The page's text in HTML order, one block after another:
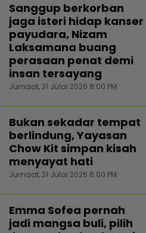
Sanggup berkorban
jaga isteri hidap kanser
payudara, Nizam
Laksamana buang
perasaan penat demi
insan tersayang
Jumaat, 31 Julai 2026 8:00 PM
Bukan sekadar tempat
berlindung, Yayasan
Chow Kit simpan kisah
menyayat hati
Jumaat, 31 Julai 2026 6:00 PM
Emma Sofea pernah
jadi mangsa buli, pilih